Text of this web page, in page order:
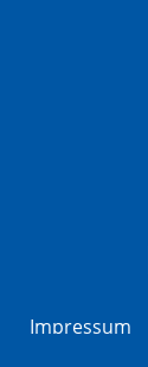
Impressum